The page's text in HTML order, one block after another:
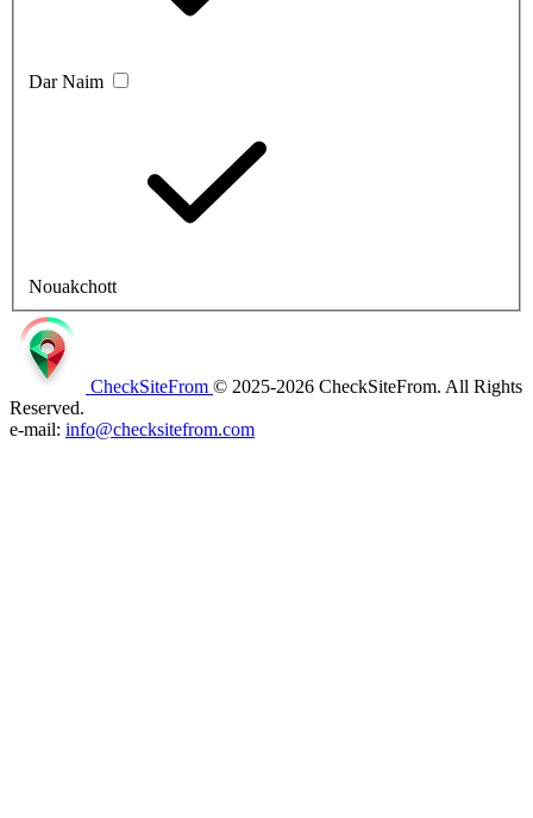
Dar Naim
Nouakchott
CheckSiteFrom © 2025-2026 CheckSiteFrom. All Rights
Reserved.
e-mail: info@checksitefrom.com